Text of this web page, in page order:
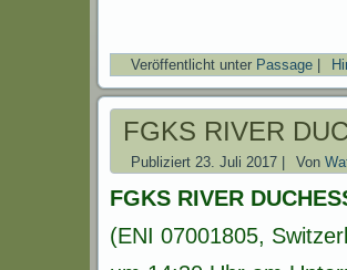
Veröffentlicht unter Passage
FGKS RIVER
Publiziert 23. Juli 2017 Von
FGKS RIVER
(ENI 07001805,